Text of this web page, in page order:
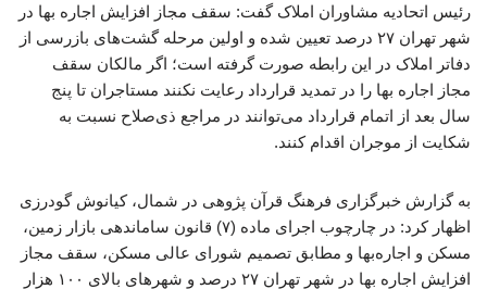
رئیس اتحادیه مشاوران املاک گفت: سقف مجاز افزایش اجاره بها در
شهر تهران ۲۷ درصد تعیین شده و اولین مرحله گشت‌های بازرسی از
دفاتر املاک در این رابطه صورت گرفته است؛ اگر مالکان سقف
مجاز اجاره بها را در تمدید قرارداد رعایت نکنند مستاجران تا پنج
سال بعد از اتمام قرارداد می‌توانند در مراجع ذی‌صلاح نسبت به
شکایت از موجران اقدام کنند.
به گزارش خبرگزاری فرهنگ قرآن پژوهی در شمال، کیانوش گودرزی
اظهار کرد: در چارچوب اجرای ماده (۷) قانون ساماندهی بازار زمین،
مسکن و اجاره‌بها و مطابق تصمیم شورای عالی مسکن، سقف مجاز
افزایش اجاره بها در شهر تهران ۲۷ درصد و شهرهای بالای ۱۰۰ هزار